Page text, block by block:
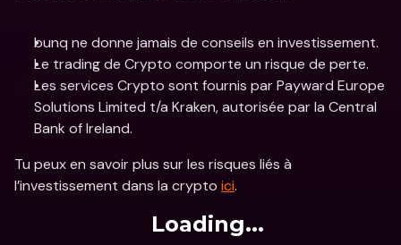
bunq ne donne jamais de conseils en investissement.
Le trading de Crypto comporte un risque de perte.
Les services Crypto sont fournis par Payward Europe
Solutions Limited t/a Kraken, autorisée par la Central
Bank of Ireland.
Tu peux en savoir plus sur les risques liés à
l’investissement dans la crypto ici.
Loading...